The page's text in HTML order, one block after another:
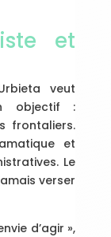
et
veut
objectif :
frontaliers.
et
Le
verser
d’agir »,